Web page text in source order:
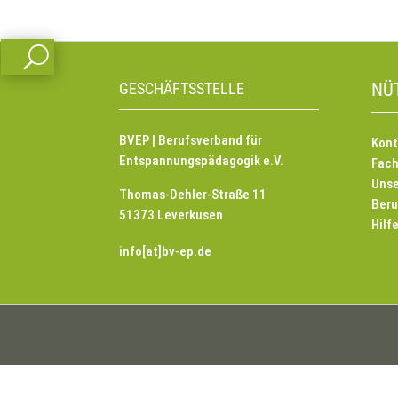
GESCHÄFTSSTELLE
BVEP | Berufsverband für
Entspannungspädagogik e.V.
Thomas-Dehler-Straße 11
51373 Leverkusen
info[at]bv-ep.de
U